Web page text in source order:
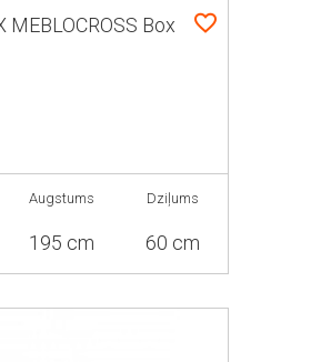
MEBLOCROSS Box
Augstums
195 cm
Dziļums
60 cm